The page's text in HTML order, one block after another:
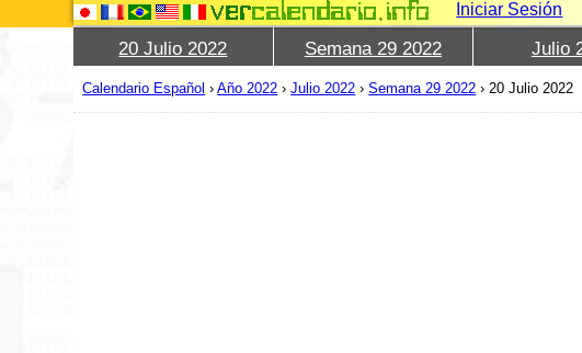
Iniciar Sesión
20 Julio 2022 Semana 29 2022 Julio
Calendario Español ›Año 2022 ›Julio 2022 ›Semana 29 2022 ›20 Julio 2022